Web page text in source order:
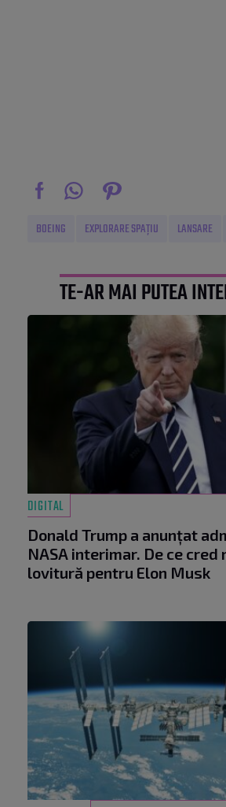
BOEING EXPLORARE SPAȚIU LANSARE
TE-AR MAI PUTEA
DIGITAL
Donald Trump a anunțat
NASA interimar. De ce cred
lovitură pentru Elon Musk